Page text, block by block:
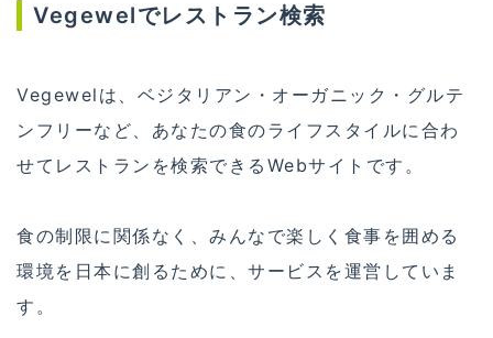
Vegewelでレストラン検索
Vegewelは、ベジタリアン・オーガニック・グルテ
ンフリーなど、あなたの食のライフスタイルに合わ
せてレストランを検索できるWebサイトです。
食の制限に関係なく、みんなで楽しく食事を囲める
環境を日本に創るために、サービスを運営していま
す。